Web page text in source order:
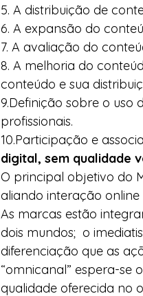
5. A distribuição de
6. A expansão do
7. A avaliação do
8. A melhoria do
conteúdo e sua
9.Definição sobre o uso
profissionais.
10.Participação e
digital, sem qualidade
O principal objetivo do
aliando interação
As marcas estão
dois mundos;  o
diferenciação que as
“omnicanal” espera-se
qualidade oferecida no